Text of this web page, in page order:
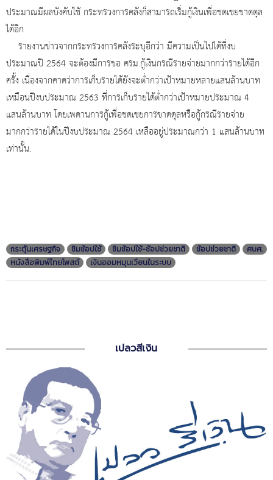
ประมาณมีผลบังคับใช้ กระทรวงการคลังก็สามารถเริ่มกู้เงินเพื่อชดเชยขาดดุล
ได้อีก
รายงานข่าวจากกระทรวงการคลังระบุอีกว่า มีความเป็นไปได้ที่งบ
ประมาณปี 2564 จะต้องมีการขอ ครม.กู้เงินกรณีรายจ่ายมากกว่ารายได้อีก
ครั้ง เนื่องจากคาดว่าการเก็บรายได้ยังจะต่ำกว่าเป้าหมายหลายแสนล้านบาท
เหมือนปีงบประมาณ 2563 ที่การเก็บรายได้ต่ำกว่าเป้าหมายประมาณ 4
แสนล้านบาท โดยเพดานการกู้เพื่อชดเชยการขาดดุลหรือกู้กรณีรายจ่าย
มากกว่ารายได้ในปีงบประมาณ 2564 เหลืออยู่ประมาณกว่า 1 แสนล้านบาท
เท่านั้น.
กระตุ้นเศรษฐกิจ ชิมช้อปใช้ ชิมช้อปใช้-ช้อปช่วยชาติ ช้อปช่วยชาติ
ศบศ.
หนังสือพิมพ์ไทยโพสต์
เงินออมหมุนเวียนในระบบ
เปลวสีเงิน